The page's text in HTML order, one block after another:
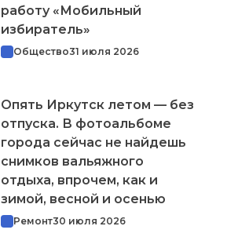
работу «Мобильный
избиратель»
Общество31 июля 2026
Опять Иркутск летом — без
отпуска. В фотоальбоме
города сейчас не найдешь
снимков вальяжного
отдыха, впрочем, как и
зимой, весной и осенью
Ремонт30 июля 2026